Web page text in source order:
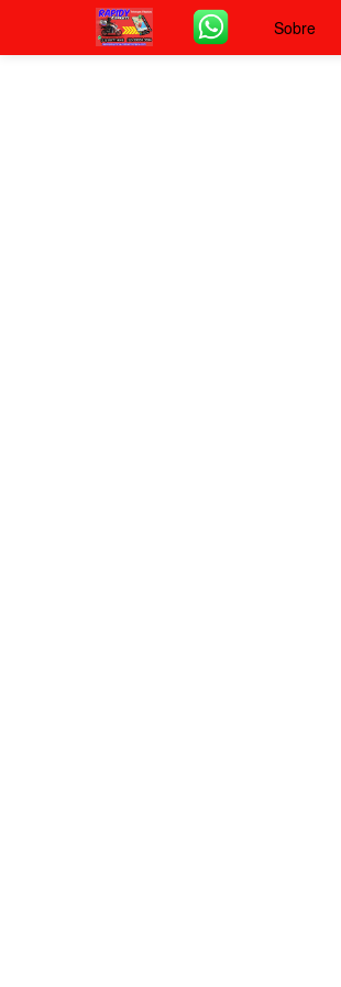
Sobre